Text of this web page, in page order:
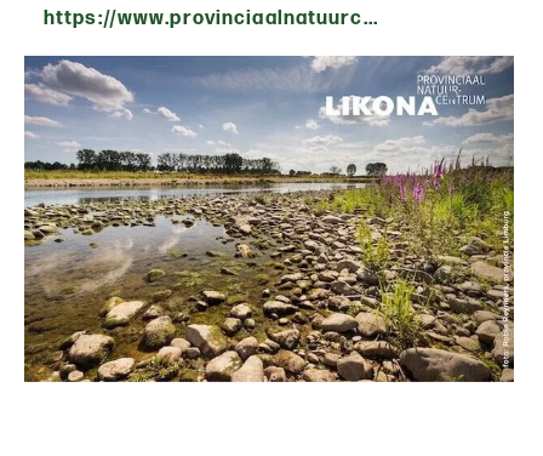
https://www.provinciaalnatuurc...